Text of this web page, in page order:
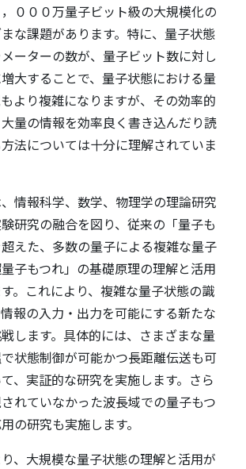
０００万量子ビット級の大規模化の
な課題があります。特に、量子状態
ーターの数が、量子ビット数に対し
大することで、量子状態における量
より複雑になりますが、その効率的
量の情報を効率良く書き込んだり読
法については十分に理解されていま
情報科学、数学、物理学の理論研究
研究の融合を図り、従来の「量子も
えた、多数の量子による複雑な量子
子もつれ」の基礎原理の理解と活用
。これにより、複雑な量子状態の識
報の入力・出力を可能にする新たな
します。具体的には、さまざまな量
状態制御が可能かつ長距離伝送も可
、実証的な研究を実施します。さら
れていなかった波長域での量子もつ
の研究も実施します。
、大規模な量子状態の理解と活用が